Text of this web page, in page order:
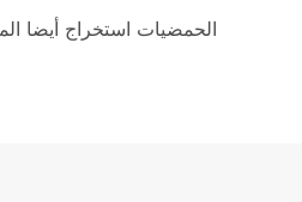
الحمضيات استخراج أيضا